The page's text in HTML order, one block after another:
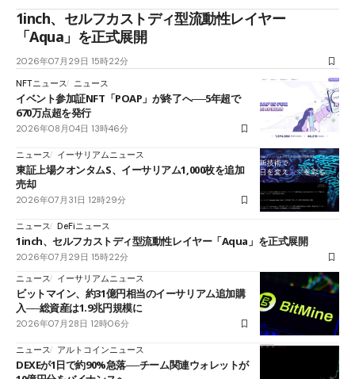
1inch、セルフカストディ型流動性レイヤー
「Aqua」を正式展開
2026年07月29日 15時22分
NFTニュース
ニュース
イベント参加証NFT「POAP」が終了へ──5年超で
670万点超を発行
2026年08月04日 13時46分
ニュース イーサリアムニュース
東証上場クオンタムS、イーサリアム1,000枚を追加
売却
2026年07月31日 12時29分
ニュース DeFiニュース
1inch、セルフカストディ型流動性レイヤー「Aqua」を正式展開
2026年07月29日 15時22分
ニュース
イーサリアムニュース
ビットマイン、約31億円相当のイーサリアム追加購
入──総資産は1.9兆円規模に
2026年07月28日 12時06分
ニュース アルトコインニュース
DEXEが1日で約90%急落──チーム関連ウォレットが